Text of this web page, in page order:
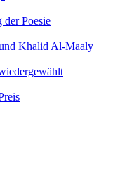
Poesie
Khalid Al-Maaly